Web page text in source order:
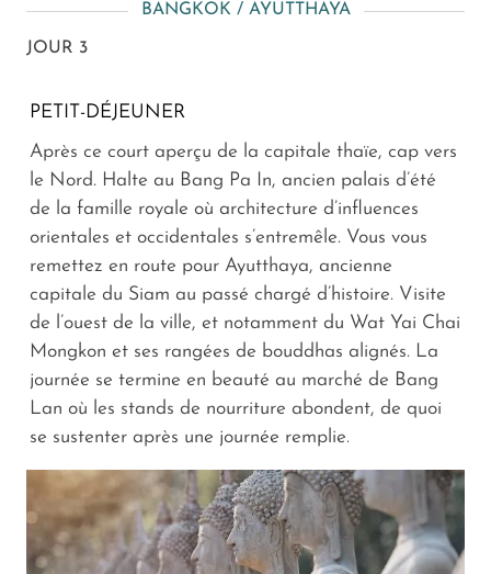
BANGKOK / AYUTTHAYA
JOUR 3
PETIT-DÉJEUNER
Après ce court aperçu de la capitale thaïe, cap vers
le Nord. Halte au Bang Pa In, ancien palais d’été
de la famille royale où architecture d’influences
orientales et occidentales s’entremêle. Vous vous
remettez en route pour Ayutthaya, ancienne
capitale du Siam au passé chargé d’histoire. Visite
de l’ouest de la ville, et notamment du Wat Yai Chai
Mongkon et ses rangées de bouddhas alignés. La
journée se termine en beauté au marché de Bang
Lan où les stands de nourriture abondent, de quoi
se sustenter après une journée remplie.